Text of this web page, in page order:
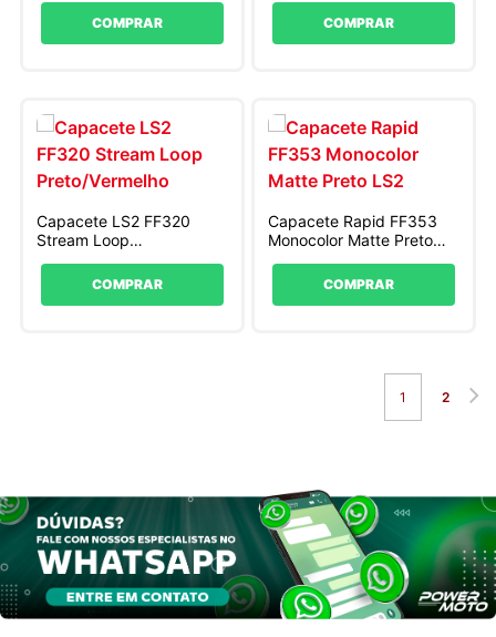
COMPRAR COMPRAR
Capacete LS2 FF320
Stream Loop
COMPRAR
Capacete Rapid FF353
Monocolor Matte Preto
COMPRAR
1 2